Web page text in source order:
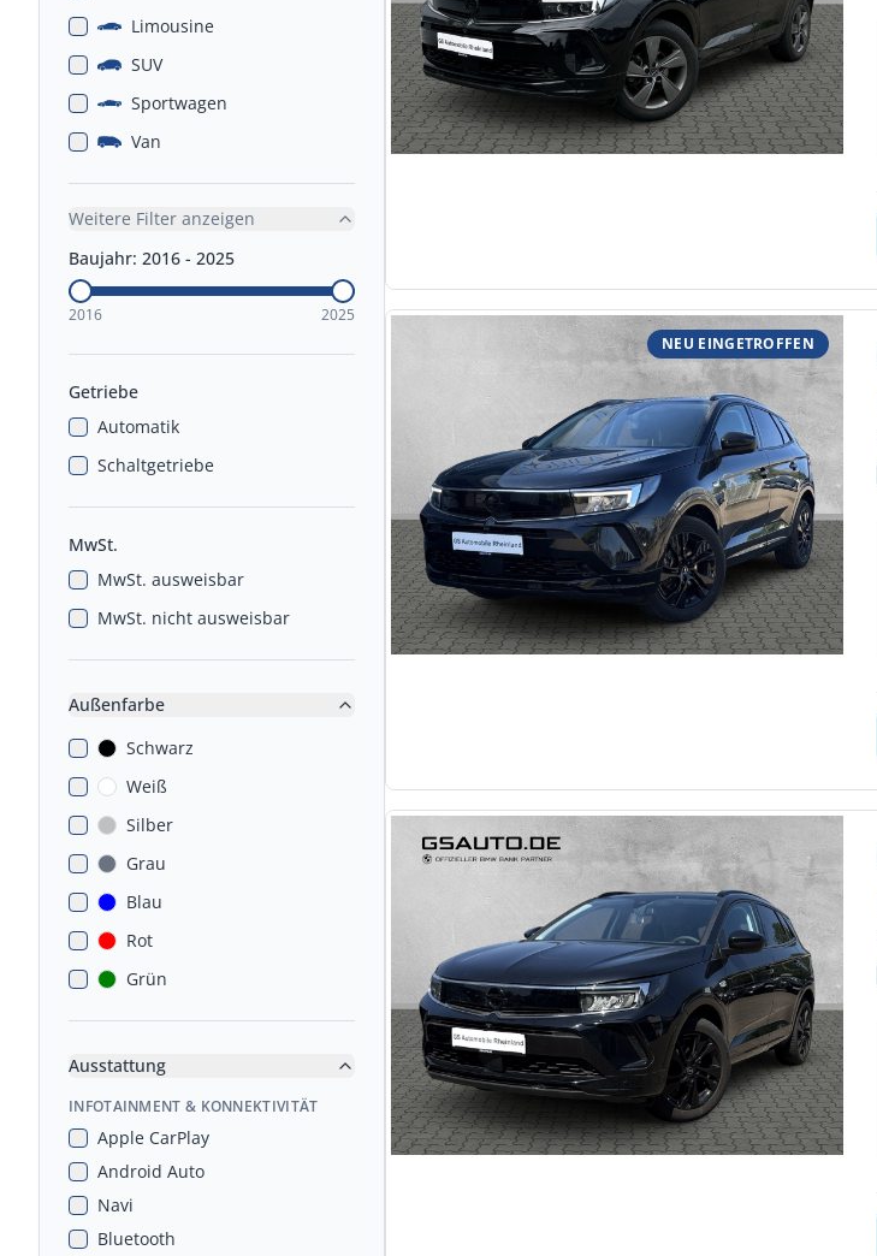
Limousine
SUV
Sportwagen
Van
Weitere Filter anzeigen
Baujahr: 2016 - 2025
2016 2025
Getriebe
Automatik
Schaltgetriebe
MwSt.
MwSt. ausweisbar
MwSt. nicht ausweisbar
Außenfarbe
Schwarz
Weiß
Silber
Grau
Blau
Rot
Grün
Ausstattung
INFOTAINMENT & KONNEKTIVITÄT
Apple CarPlay
Android Auto
Navi
Bluetooth
NEU EINGETROFFEN